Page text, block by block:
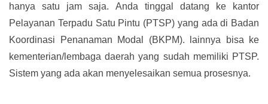
hanya satu jam saja. Anda tinggal datang ke kantor
Pelayanan Terpadu Satu Pintu (PTSP) yang ada di Badan
Koordinasi Penanaman Modal (BKPM). lainnya bisa ke
kementerian/lembaga daerah yang sudah memiliki PTSP.
Sistem yang ada akan menyelesaikan semua prosesnya.